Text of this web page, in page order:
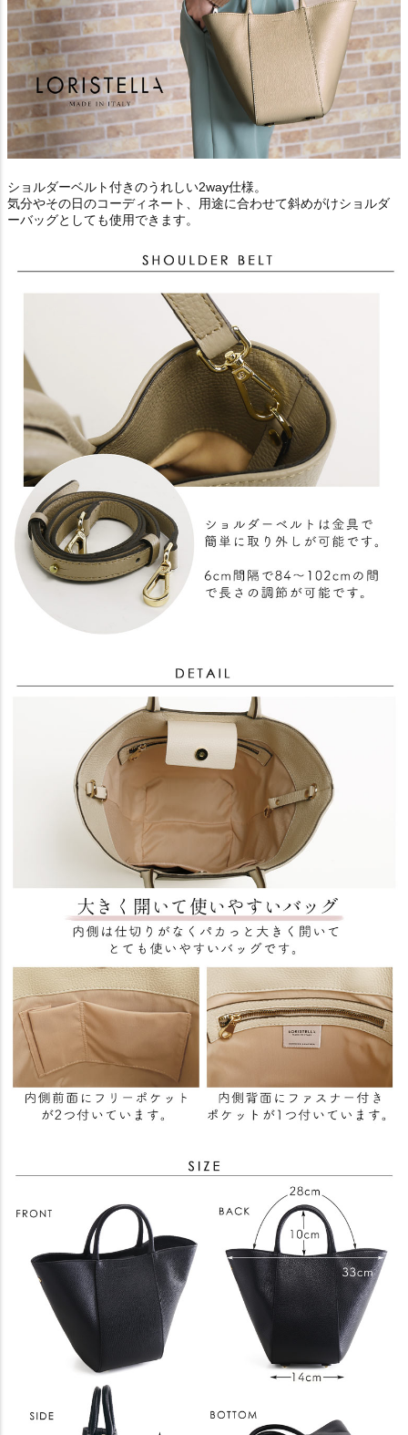
ショルダーベルト付きのうれしい2way仕様。
気分やその日のコーディネート、用途に合わせて斜めがけショルダ
ーバッグとしても使用できます。